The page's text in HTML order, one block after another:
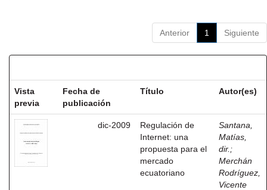
Anterior 1 Siguiente
Vista
previa
Fecha de
publicación
Título Autor(es)
dic-2009
Regulación de
Internet: una
propuesta para el
mercado
ecuatoriano
Santana,
Matías,
dir. ;
Merchán
Rodríguez,
Vicente